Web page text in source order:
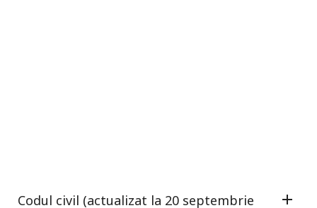
Codul civil (actualizat la 20 septembrie